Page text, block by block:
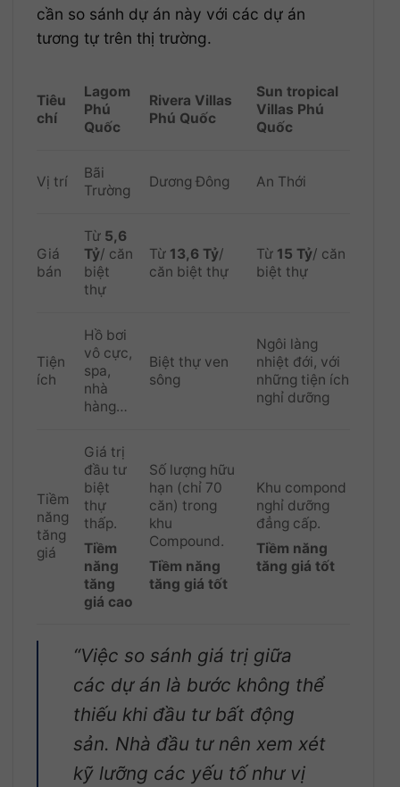
cần so sánh dự án này với các dự án
tương tự trên thị trường.
Tiêu
chí
Lagom
Phú
Quốc
Rivera Villas
Phú Quốc
Sun tropical
Villas Phú
Quốc
Vị trí
Bãi
Trường
Dương Đông An Thới
Giá
bán
Từ 5,6
Tỷ/ căn
biệt
thự
Từ 13,6 Tỷ/
căn biệt thự
Từ 15 Tỷ/ căn
biệt thự
Tiện
ích
Hồ bơi
vô cực,
spa,
nhà
hàng…
Biệt thự ven
sông
Ngôi làng
nhiệt đới, với
những tiện ích
nghỉ dưỡng
Tiềm
năng
tăng
giá
Giá trị
đầu tư
biệt
thự
thấp.
Tiềm
năng
tăng
giá cao
Số lượng hữu
hạn (chỉ 70
căn) trong
khu
Compound.
Tiềm năng
tăng giá tốt
Khu compond
nghỉ dưỡng
đẳng cấp.
Tiềm năng
tăng giá tốt
“Việc so sánh giá trị giữa
các dự án là bước không thể
thiếu khi đầu tư bất động
sản. Nhà đầu tư nên xem xét
kỹ lưỡng các yếu tố như vị